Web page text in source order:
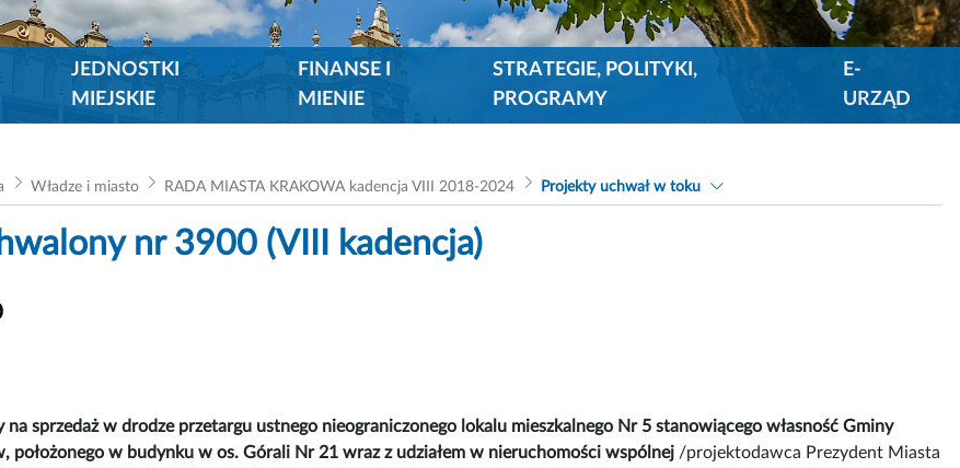
JEDNOSTKI
MIEJSKIE
FINANSE I
MIENIE
STRATEGIE, POLITYKI,
PROGRAMY
E-
URZĄD
Władze i miasto RADA MIASTA KRAKOWA kadencja VIII 2018-2024 Projekty uchwał w toku
nr 3900 (VIII kadencja)
na sprzedaż w drodze przetargu ustnego nieograniczonego lokalu mieszkalnego Nr 5 stanowiącego własność Gminy
położonego w budynku w os. Górali Nr 21 wraz z udziałem w nieruchomości wspólnej /projektodawca Prezydent Miasta